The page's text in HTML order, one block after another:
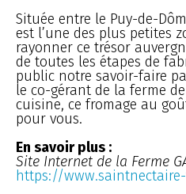
Située entre le Puy-de-
est l’une des plus petites
rayonner ce trésor
de toutes les étapes de
public notre savoir-faire
le co-gérant de la ferme
cuisine, ce fromage au
pour vous.
En savoir plus :
Site Internet de la Ferme
https://